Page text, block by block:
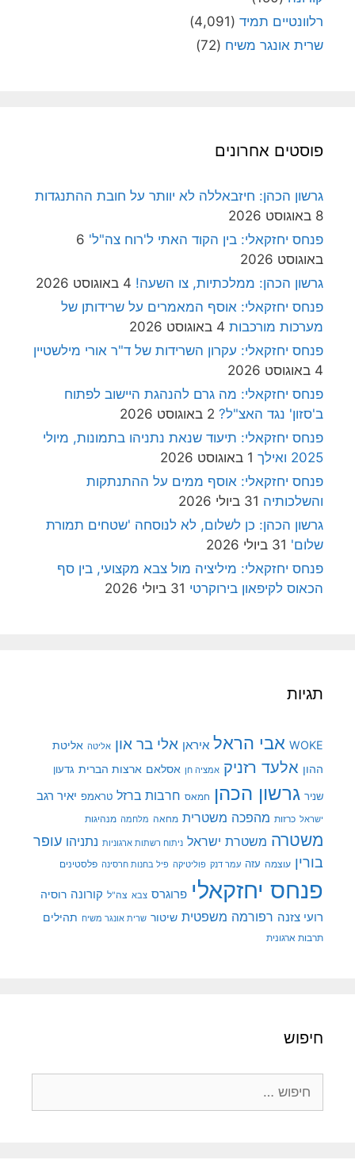
רלוונטיים תמיד (4,091)
שרית אונגר משיח (72)
פוסטים אחרונים
גרשון הכהן: חיזבאללה לא יוותר על חובת ההתנגדות
8 באוגוסט 2026
פנחס יחזקאלי: בין הקוד האתי ל'רוח צה"ל' 6
באוגוסט 2026
גרשון הכהן: ממלכתיות, צו השעה! 4 באוגוסט 2026
פנחס יחזקאלי: אוסף המאמרים על שרידותן של
מערכות מורכבות 4 באוגוסט 2026
פנחס יחזקאלי: עקרון השרידות של ד"ר אורי מילשטיין
4 באוגוסט 2026
פנחס יחזקאלי: מה גרם להנהגת היישוב לפתוח
ב'סזון' נגד האצ"ל? 2 באוגוסט 2026
פנחס יחזקאלי: תיעוד שנאת נתניהו בתמונות, מיולי
2025 ואילך
1 באוגוסט 2026
פנחס יחזקאלי: אוסף ממים על ההתנתקות
והשלכותיה 31 ביולי 2026
גרשון הכהן: כן לשלום, לא לנוסחה 'שטחים תמורת
שלום' 31 ביולי 2026
פנחס יחזקאלי: מיליציה מול צבא מקצועי, בין סף
הכאוס לקיפאון בירוקרטי 31 ביולי 2026
תגיות
WOKE אבי הראל איראן אלי בר און אליטה אליטת
ההון אלעד רזניק אמציה חן אסלאם ארצות הברית גדעון
שניר גרשון הכהן חמאס חרבות ברזל טראמפ יאיר רגב
ישראל כרזות מהפכה משטרית מחאה מלחמה מנהיגות
משטרה משטרת ישראל ניתוח רשתות ארגוניות נתניהו עופר
בורין עוצמה עזה עמר דנק פוליטיקה פיל בחנות חרסינה פלסטינים
פנחס יחזקאלי פרוגרס צבא צה"ל קורונה רוסיה
רועי צזנה רפורמה משפטית שיטור שרית אונגר משיח תהילים
תרבות ארגונית
חיפוש